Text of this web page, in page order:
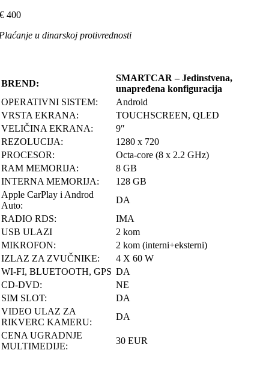
€ 400
u dinarskoj protivrednosti
BREND:
SMARTCAR – Jedinstvena,
unapređena konfiguracija
OPERATIVNI SISTEM:
Android
VRSTA EKRANA:
TOUCHSCREEN, QLED
VELIČINA EKRANA:
9″
REZOLUCIJA:
1280 x 720
PROCESOR:
Octa-core (8 x 2.2 GHz)
RAM MEMORIJA:
8 GB
INTERNA MEMORIJA:
128 GB
Apple CarPlay i Androd
Auto:
DA
RADIO RDS:
IMA
USB ULAZI
2 kom
MIKROFON:
2 kom (interni+eksterni)
IZLAZ ZA ZVUČNIKE:
4 X 60 W
WI-FI, BLUETOOTH, GPS DA
CD-DVD:
NE
SIM SLOT:
DA
VIDEO ULAZ ZA
RIKVERC KAMERU:
DA
CENA UGRADNJE
MULTIMEDIJE:
30 EUR